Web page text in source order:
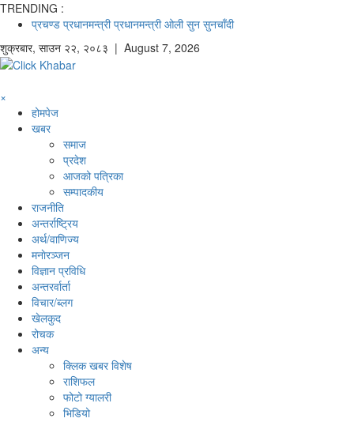
TRENDING :
प्रचण्ड प्रधानमन्त्री प्रधानमन्त्री ओली सुन सुनचाँदी
शुक्रबार, साउन २२, २०८३ | August 7, 2026
×
होमपेज
खबर
समाज
प्रदेश
आजको पत्रिका
सम्पादकीय
राजनीति
अन्तर्राष्ट्रिय
अर्थ/वाणिज्य
मनाेरञ्जन
विज्ञान प्रविधि
अन्तरर्वार्ता
विचार/ब्लग
खेलकुद
रोचक
अन्य
क्लिक खबर विशेष
राशिफल
फोटो ग्यालरी
भिडियो